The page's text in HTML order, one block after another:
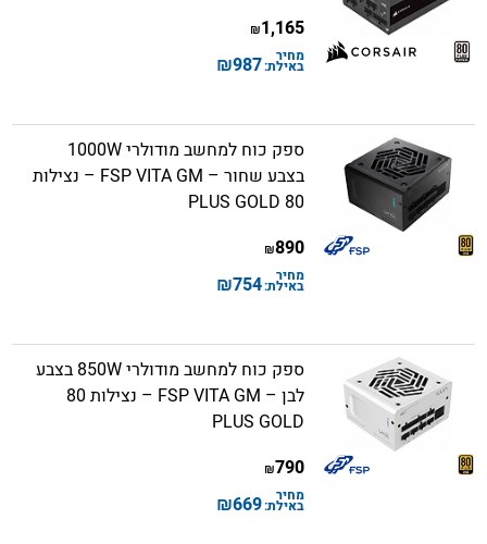
1,165
₪
מחיר
באילת:987
₪
ספק כוח למחשב מודולרי 1000W
בצבע שחור – FSP VITA GM – נצילות
80 PLUS GOLD
890
₪
מחיר
באילת:754
₪
ספק כוח למחשב מודולרי 850W בצבע
לבן – FSP VITA GM – נצילות 80
PLUS GOLD
790
₪
מחיר
באילת:669
₪